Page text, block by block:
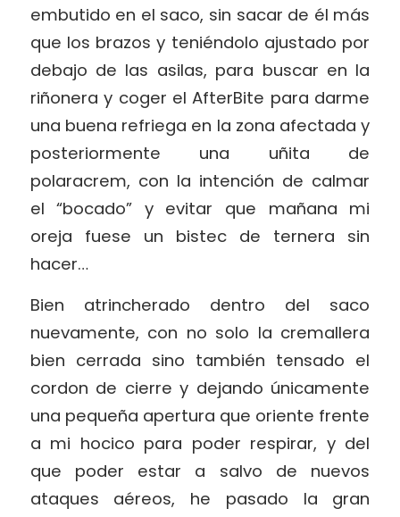
embutido en el saco, sin sacar de él más
que los brazos y teniéndolo ajustado por
debajo de las asilas, para buscar en la
riñonera y coger el AfterBite para darme
una buena refriega en la zona afectada y
posteriormente una uñita de
polaracrem, con la intención de calmar
el “bocado” y evitar que mañana mi
oreja fuese un bistec de ternera sin
hacer…
Bien atrincherado dentro del saco
nuevamente, con no solo la cremallera
bien cerrada sino también tensado el
cordon de cierre y dejando únicamente
una pequeña apertura que oriente frente
a mi hocico para poder respirar, y del
que poder estar a salvo de nuevos
ataques aéreos, he pasado la gran